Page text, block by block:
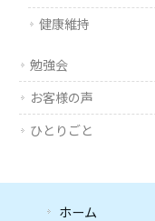
健康維持
勉強会
お客様の声
ひとりごと
ホーム